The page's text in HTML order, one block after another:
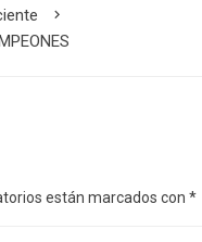
están marcados con *